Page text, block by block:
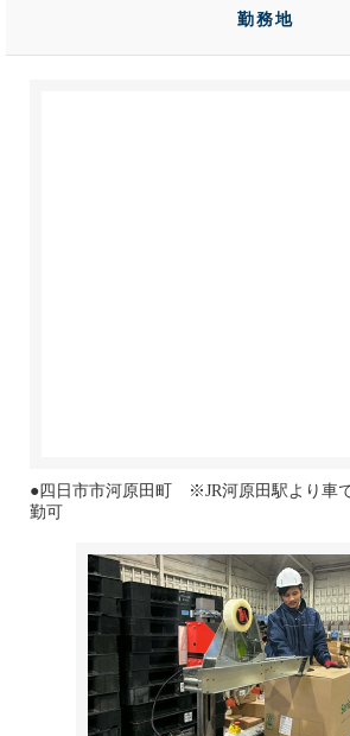
勤務地
●四日市市河原田町 ※JR河原田駅より車
勤可